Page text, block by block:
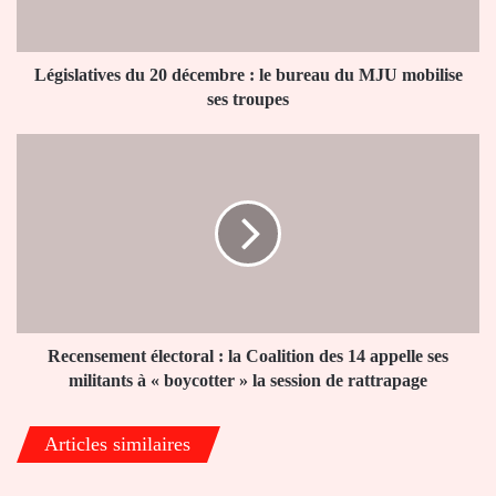
MJU
mobilise
Législatives du 20 décembre : le bureau du MJU mobilise
ses troupes
ses
militants
boycotter
»
Recensement électoral : la Coalition des 14 appelle ses
militants à « boycotter » la session de rattrapage
Articles similaires